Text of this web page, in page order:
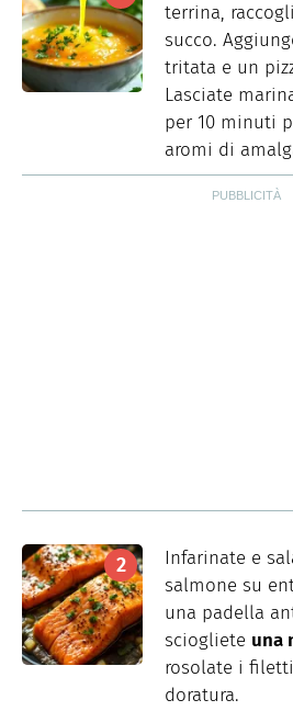
terrina,
succo.
tritata e un
Lasciate
per 10 minuti
aromi di
Infarinate e
salmone su
una padella
sciogliete una
rosolate i
doratura.